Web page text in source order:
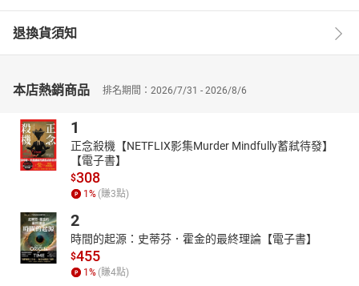
只要90天就能快速學會男性人體的五官與骨架。
✦從描線條、模仿到自己創作：手把手帶你一步步練習，幫助你系
✦完整學習歷程也能勞逸結合：每天只要學習兩三頁，穿插休息時
間讓大腦重新整理！
不論你是初學者還是想突破現狀的創作者，
《90天認知繪畫法 男性篇：運用科學方法，高效練就人物畫功》
運用正確方法，不僅學得快、還能畫得好，
現在就拿起畫筆，開啟90天的轉變之旅吧！
【作者簡介】
退換貨須知
本店熱銷商品 排名期間：2026/7/31 - 2026/8/6
1
正念殺機【NETFLIX影集Murder Mindfully蓄弒待發】
【電子書】
$308
1 % (賺3點)
2
時間的起源：史蒂芬．霍金的最終理論【電子書】
$455
1 % (賺4點)